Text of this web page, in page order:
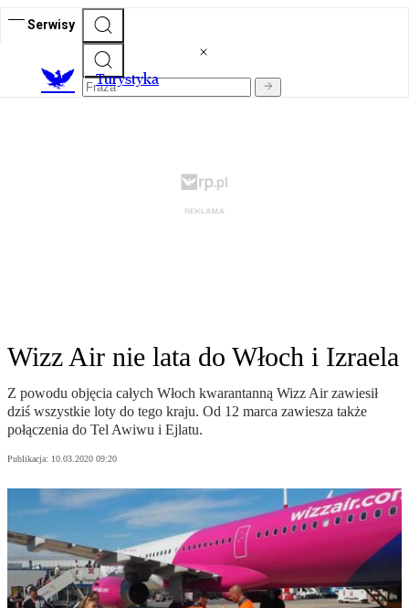
Serwisy
Turystyka
Wizz Air nie lata do Włoch i Izraela
Z powodu objęcia całych Włoch kwarantanną Wizz Air zawiesił
dziś wszystkie loty do tego kraju. Od 12 marca zawiesza także
połączenia do Tel Awiwu i Ejlatu.
Publikacja: 10.03.2020 09:20